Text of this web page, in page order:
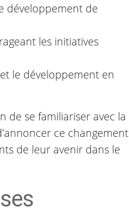
développement de
les initiatives
le développement en
de se familiariser avec la
ce changement
de leur avenir dans le